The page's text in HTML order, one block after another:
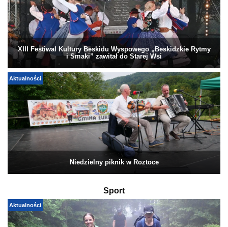
XIII Festiwal Kultury Beskidu Wyspowego „Beskidzkie Rytmy
i Smaki” zawitał do Starej Wsi
Aktualności
Niedzielny piknik w Roztoce
Sport
Aktualności